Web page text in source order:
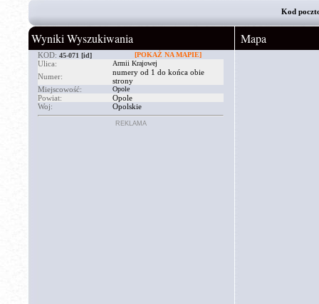
Kod
Wyniki Wyszukiwania
KOD: 45-071 [id] [POKAŻ NA MAPIE]
Ulica: Armii Krajowej
Numer:
numery od 1 do końca obie
strony
Miejscowość:
Opole
Powiat:
Opole
Woj:
Opolskie
REKLAMA
Mapa